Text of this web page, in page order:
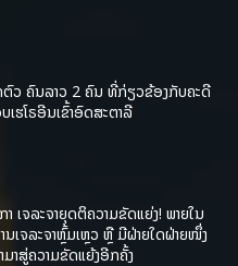
ຕົວ ຄົນລາວ 2 ຄົນ ທີ່ກ່ຽວຂ້ອງກັບຄະດີ
ຮໂຣອີນເຂົ້າອົດສະຕາລີ
າ ເຈລະຈາຍຸດຕິຄວາມຂັດແຍ່ງ! ພາຍໃນ
ເຈລະຈາຫຼົ້ມເຫຼວ ຫຼື ມີຝ່າຍໃດຝ່າຍໜຶ່ງ
ມາສູ່ຄວາມຂັດແຍ້ງອີກຄັ້ງ